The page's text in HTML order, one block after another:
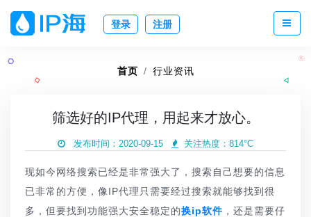
登录 注册
首页 行业资讯
筛选好的IP代理，用起来才放心。
发布时间：2020-09-15 关注热度： 814°C
现如今网络搜索已经是非常强大了，搜索自己想要的信息
已非常的方便，像IP代理只需要经过搜索就能够找到很
多，但要找到功能强大安全稳定的换ip软件 ，还是需要仔